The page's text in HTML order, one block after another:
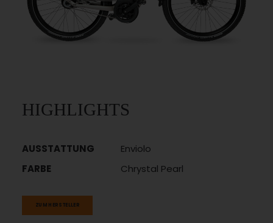
HIGHLIGHTS
AUSSTATTUNG
Enviolo
FARBE
Chrystal Pearl
ZUM HERSTELLER